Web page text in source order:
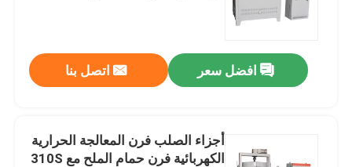
افضل سعر اتصل بنا
أجزاء الصلب فرن المعالجة الحرارية
الكهربائية فرن حمام الملح مع 310S